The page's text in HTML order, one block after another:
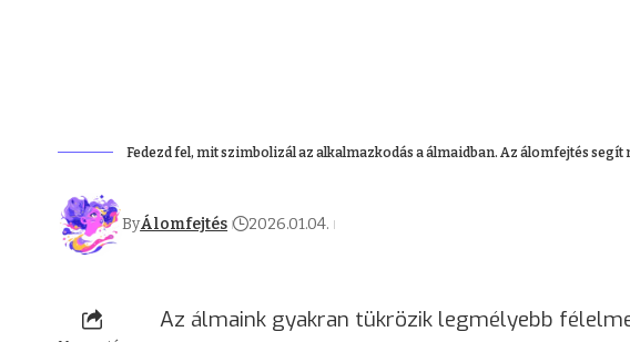
Fedezd fel, mit szimbolizál az alkalmazkodás a álmaidban. Az álomfejtés
ByÁlomfejtés 2026.01.04.
Az álmaink gyakran tükrözik legmélyebb